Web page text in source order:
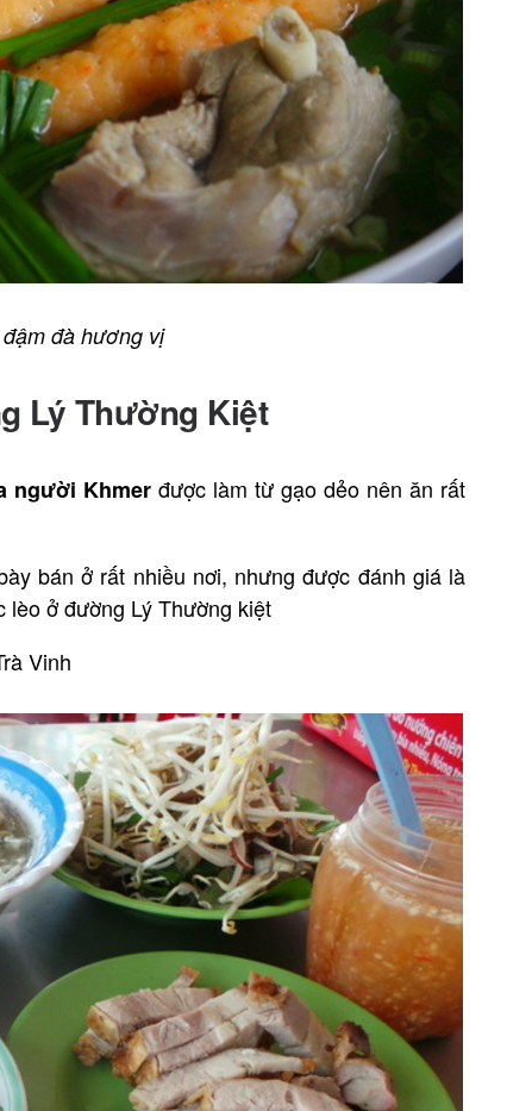
đà hương vị
Lý Thường Kiệt
người Khmerđược làm từ gạo dẻo nên ăn rất
bán ở rất nhiều nơi, nhưng được đánh giá là
lèo ở đường Lý Thường kiệt
Vinh